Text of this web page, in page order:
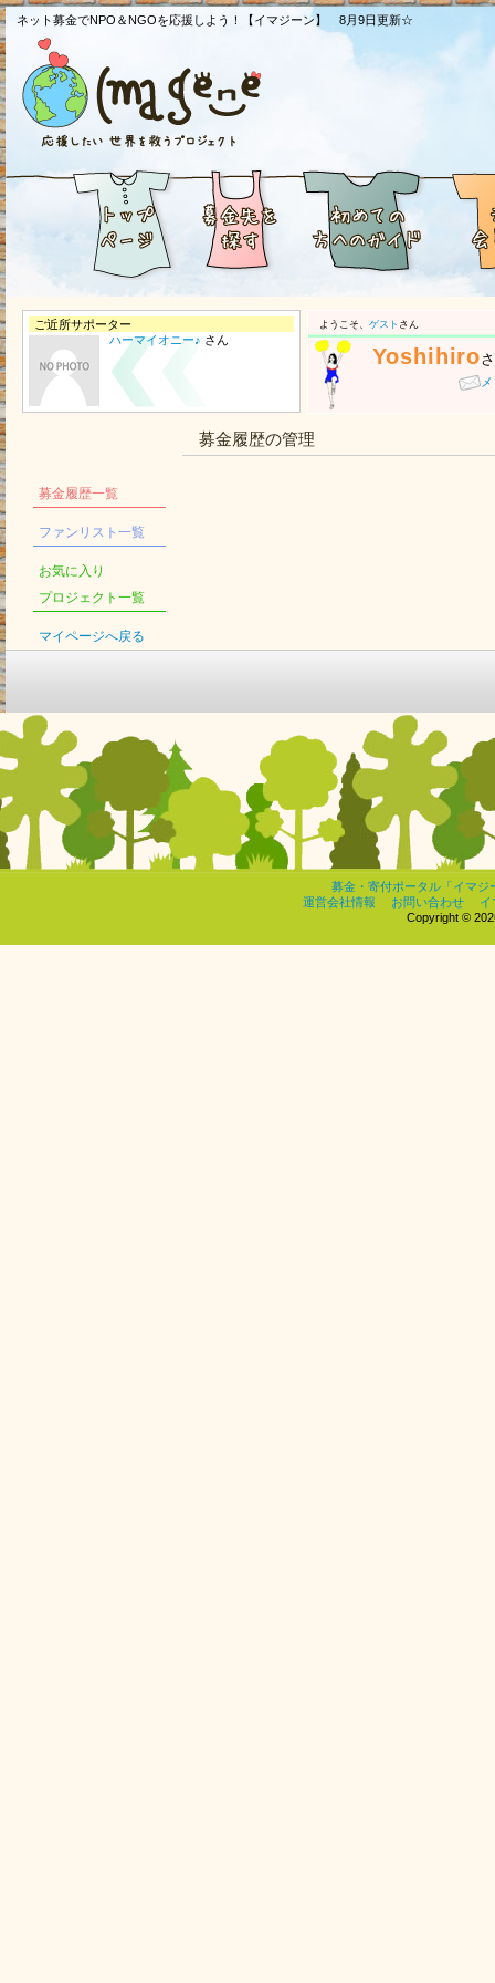
ネット募金でNPO＆NGOを応援しよう！【イマジーン】 8月9日更新☆
ご近所サポーター
ハーマイオニー♪ さん
ようこそ、 ゲスト さん
Yoshihiro
募金履歴一覧
ファンリスト一覧
お気に入り
プロジェクト一覧
マイページへ戻る
募金履歴の管理
募金・寄付ポータル「イマジ
運営会社情報
お問い合わせ
イ
Copyright ©